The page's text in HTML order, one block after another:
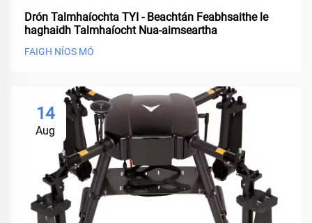
Drón Talmhaíochta TYI - Beachtán Feabhsaithe le
haghaidh Talmhaíocht Nua-aimseartha
FAIGH NÍOS MÓ
14
Aug